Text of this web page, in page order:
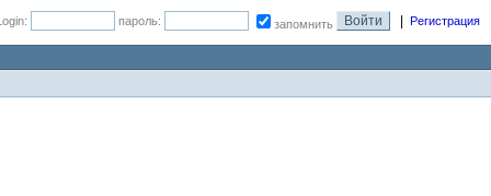
пароль: запомнить Регистрация